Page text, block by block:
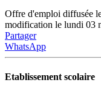
Offre d'emploi diffusée
modification le lundi 03
Partager
WhatsApp
Etablissement scolaire